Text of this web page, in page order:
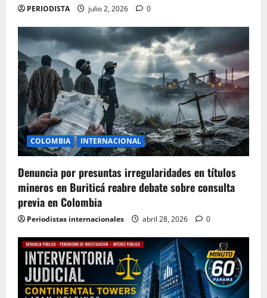
PERIODISTA julio 2, 2026 0
COLOMBIA INTERNACIONAL
Denuncia por presuntas irregularidades en títulos
mineros en Buriticá reabre debate sobre consulta
previa en Colombia
Periodistas internacionales abril 28, 2026 0